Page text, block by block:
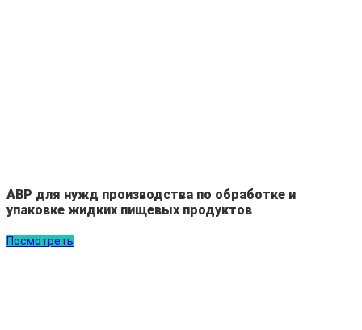
АВР для нужд производства по обработке и
упаковке жидких пищевых продуктов
Посмотреть